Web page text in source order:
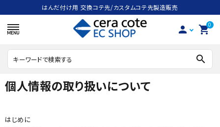
はんだ付け用 交換コテ先/カスタムコテ先製造販売
person 0
shopping_cart
search
個人情報の取り扱いについて
はじめに